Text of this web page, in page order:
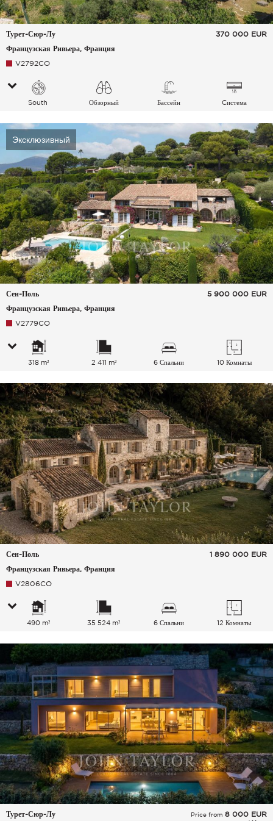
Турет-Сюр-Лу
Французская Ривьера, Франция
370 000 EUR
V2792CO
South
Обзорный
Бассейн
Cистема
воздуха
Эксклюзивный
Сен-Поль
Французская Ривьера, Франция
5 900 000 EUR
V2779CO
318 m² 2 411 m² 6 Спальни 10 Комнаты
Сен-Поль
Французская Ривьера, Франция
1 890 000 EUR
V2806CO
490 m² 35 524 m² 6 Спальни 12 Комнаты
Турет-Сюр-Лу Price from 8 000 EUR